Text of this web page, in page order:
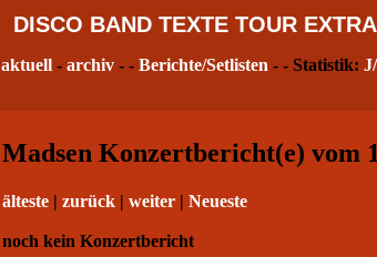
DISCO BAND TEXTE TOUR EXTRA
aktuell- archiv- - Berichte/Setlisten - - Statistik:
Madsen Konzertbericht(e) vom
älteste | zurück | weiter | Neueste
noch kein Konzertbericht